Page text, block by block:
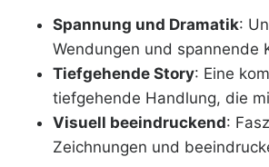
Spannung und Dramatik:
Wendungen und spannende
Tiefgehende Story: Eine
tiefgehende Handlung, die
Visuell beeindruckend:
Zeichnungen und